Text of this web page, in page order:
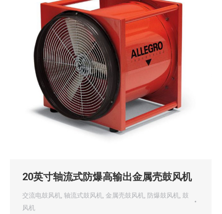
20英寸轴流式防爆高输出金属壳鼓风机
交流电鼓风机, 轴流式鼓风机, 金属壳鼓风机, 防爆鼓风机, 鼓
风机